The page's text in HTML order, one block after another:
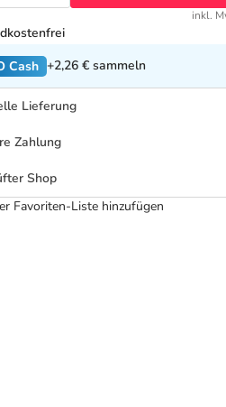
inkl.
Cash +2,26 € sammeln
Lieferung
Zahlung
Shop
Favoriten-Liste hinzufügen